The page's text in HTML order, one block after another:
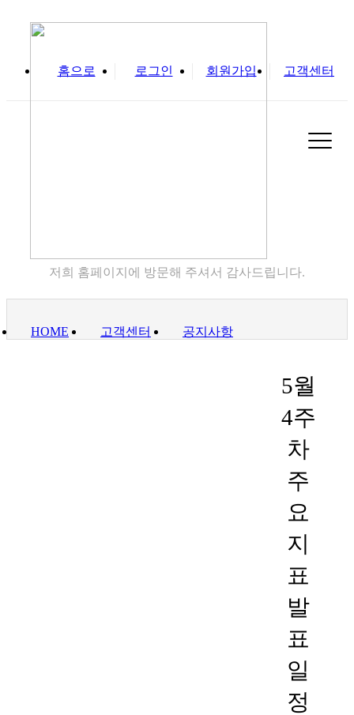
홈으로 로그인 회원가입 고객센터
저희 홈페이지에 방문해 주셔서 감사드립니다.
HOME 고객센터 공지사항
5월
4주
차
주
요
지
표
발
표
일
정